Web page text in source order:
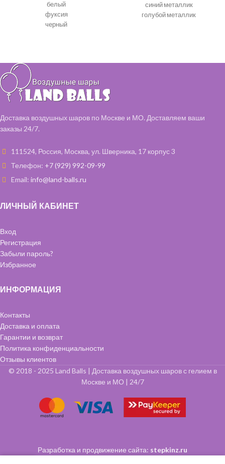
белый
фуксия
черный
синий металлик
голубой металлик
Доставка воздушных шаров по Москве и МО. Доставляем ваши
заказы 24/7.
111524, Россия, Москва, ул. Шверника, 17 корпус 3
Телефон: +7 (929) 992-09-99
Email: info@land-balls.ru
ЛИЧНЫЙ КАБИНЕТ
Вход
Регистрация
Забыли пароль?
Избранное
ИНФОРМАЦИЯ
Контакты
Доставка и оплата
Гарантии и возврат
Политика конфиденциальности
Отзывы клиентов
© 2018 - 2025 Land Balls | Доставка воздушных шаров с гелием в
Москве и МО | 24/7
Разработка и продвижение сайта: stepkinz.ru